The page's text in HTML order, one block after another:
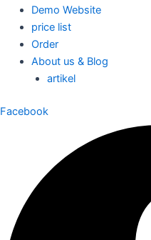
Demo Website
price list
Order
About us & Blog
artikel
Facebook